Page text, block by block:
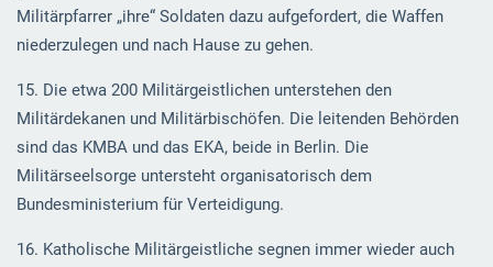
Militärpfarrer „ihre“ Soldaten dazu aufgefordert, die Waffen
niederzulegen und nach Hause zu gehen.
15. Die etwa 200 Militärgeistlichen unterstehen den
Militärdekanen und Militärbischöfen. Die leitenden Behörden
sind das KMBA und das EKA, beide in Berlin. Die
Militärseelsorge untersteht organisatorisch dem
Bundesministerium für Verteidigung.
16. Katholische Militärgeistliche segnen immer wieder auch